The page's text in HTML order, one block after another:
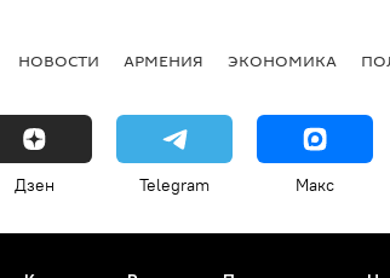
НОВОСТИ АРМЕНИЯ ЭКОНОМИКА
Дзен Telegram Макс